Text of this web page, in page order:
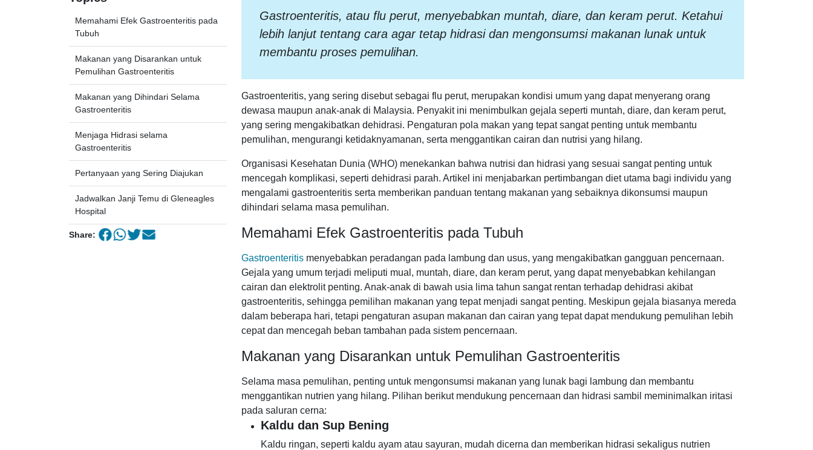
Memahami Efek Gastroenteritis pada
Tubuh
Makanan yang Disarankan untuk
Pemulihan Gastroenteritis
Makanan yang Dihindari Selama
Gastroenteritis
Menjaga Hidrasi selama
Gastroenteritis
Pertanyaan yang Sering Diajukan
Jadwalkan Janji Temu di Gleneagles
Hospital
Share:
Gastroenteritis, atau flu perut, menyebabkan muntah, diare, dan keram perut. Ketahui
lebih lanjut tentang cara agar tetap hidrasi dan mengonsumsi makanan lunak untuk
membantu proses pemulihan.
Gastroenteritis, yang sering disebut sebagai flu perut, merupakan kondisi umum yang dapat menyerang orang
dewasa maupun anak-anak di Malaysia. Penyakit ini menimbulkan gejala seperti muntah, diare, dan keram perut,
yang sering mengakibatkan dehidrasi. Pengaturan pola makan yang tepat sangat penting untuk membantu
pemulihan, mengurangi ketidaknyamanan, serta menggantikan cairan dan nutrisi yang hilang.
Organisasi Kesehatan Dunia (WHO) menekankan bahwa nutrisi dan hidrasi yang sesuai sangat penting untuk
mencegah komplikasi, seperti dehidrasi parah. Artikel ini menjabarkan pertimbangan diet utama bagi individu yang
mengalami gastroenteritis serta memberikan panduan tentang makanan yang sebaiknya dikonsumsi maupun
dihindari selama masa pemulihan.
Memahami Efek Gastroenteritis pada Tubuh
Gastroenteritis menyebabkan peradangan pada lambung dan usus, yang mengakibatkan gangguan pencernaan.
Gejala yang umum terjadi meliputi mual, muntah, diare, dan keram perut, yang dapat menyebabkan kehilangan
cairan dan elektrolit penting. Anak-anak di bawah usia lima tahun sangat rentan terhadap dehidrasi akibat
gastroenteritis, sehingga pemilihan makanan yang tepat menjadi sangat penting. Meskipun gejala biasanya mereda
dalam beberapa hari, tetapi pengaturan asupan makanan dan cairan yang tepat dapat mendukung pemulihan lebih
cepat dan mencegah beban tambahan pada sistem pencernaan.
Makanan yang Disarankan untuk Pemulihan Gastroenteritis
Selama masa pemulihan, penting untuk mengonsumsi makanan yang lunak bagi lambung dan membantu
menggantikan nutrien yang hilang. Pilihan berikut mendukung pencernaan dan hidrasi sambil meminimalkan iritasi
pada saluran cerna:
Kaldu dan Sup Bening
Kaldu ringan, seperti kaldu ayam atau sayuran, mudah dicerna dan memberikan hidrasi sekaligus nutrien